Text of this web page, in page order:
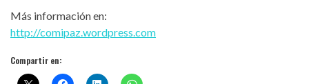
Más información en:
http://comipaz.wordpress.com
Compartir en: